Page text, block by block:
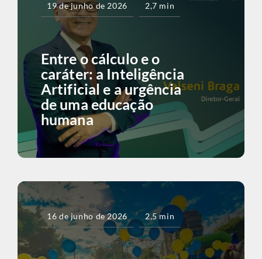
19 de junho de 2026 2,7 min
Entre o cálculo e o
caráter: a Inteligência
Artificial e a urgência
de uma educação
humana
16 de junho de 2026 2,5 min